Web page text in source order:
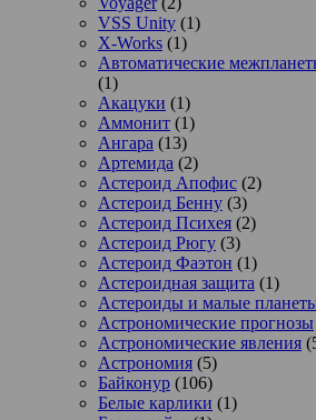
VSS Unity (1)
X-Works (1)
Автоматические
(1)
Акацуки (1)
Аммонит (1)
Ангара (13)
Артемида (2)
Астероид Апофис (2)
Астероид Бенну (3)
Астероид Психея (2)
Астероид Рюгу (3)
Астероид Фаэтон (1)
Астероидная защита (1)
Астероиды и малые
Астрономические прогнозы
Астрономические явления
Астрономия (5)
Байконур (106)
Белые карлики (1)